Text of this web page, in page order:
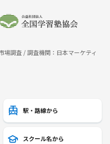
調査 / 調査機関：日本マーケティ
駅・路線から
スクール名から